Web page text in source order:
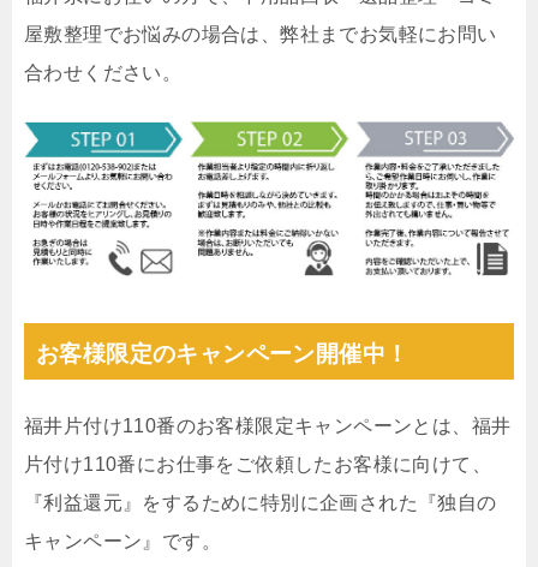
屋敷整理でお悩みの場合は、弊社までお気軽にお問い
合わせください。
お客様限定のキャンペーン開催中！
福井片付け110番のお客様限定キャンペーンとは、福井
片付け110番にお仕事をご依頼したお客様に向けて、
『利益還元』をするために特別に企画された『独自の
キャンペーン』です。